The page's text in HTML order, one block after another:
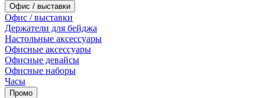
Офис / выставки
Офис / выставки
Держатели для бейджа
Настольные аксессуары
Офисные аксессуары
Офисные девайсы
Офисные наборы
Часы
Промо